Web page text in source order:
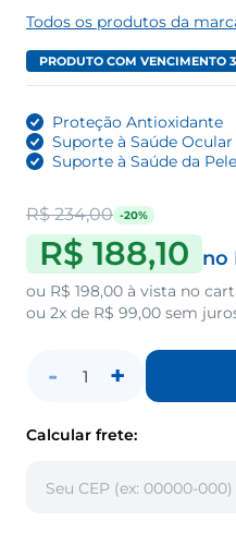
Todos os produtos da
PRODUTO COM VENCIMENTO
Proteção Antioxidante
Suporte à Saúde Ocular
Suporte à Saúde da Pele
R$ 234,00 -20%
R$ 188,10 no
ou R$ 198,00 à vista no
ou 2x de R$ 99,00 sem
- 1 +
Calcular frete: